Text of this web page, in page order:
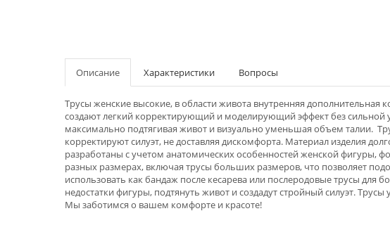
Описание Характеристики Вопросы
Трусы женские высокие, в области живота внутренняя
создают легкий корректирующий и моделирующий эффект без сильной
максимально подтягивая живот и визуально уменьшая объем талии.
корректируют силуэт, не доставляя дискомфорта. Материал изделия
разработаны с учетом анатомических особенностей женской фигуры,
разных размерах, включая трусы больших размеров, что позволяет
использовать как бандаж после кесарева или послеродовые трусы
недостатки фигуры, подтянуть живот и создадут стройный силуэт.
Мы заботимся о вашем комфорте и красоте!